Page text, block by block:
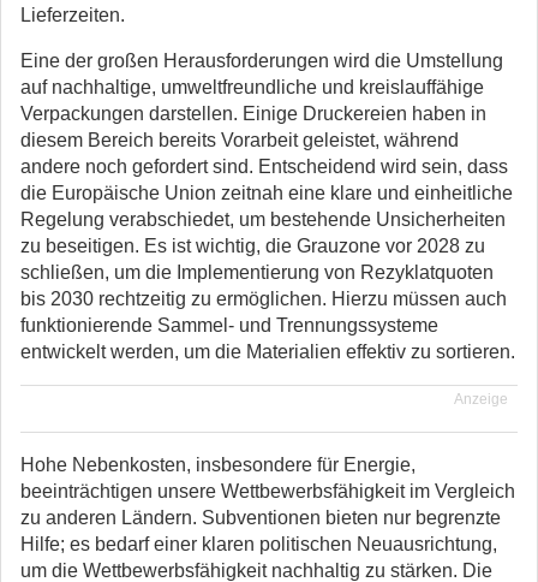
Lieferzeiten.
Eine der großen Herausforderun­gen wird die Umstellung
auf nachhaltige, umweltfreundliche und kreislauffähige
Verpackungen darstellen. Einige Druckereien haben in
diesem Bereich bereits Vorarbeit geleistet, während
andere noch gefordert sind. Entscheidend wird sein, dass
die Europäische Union zeitnah eine klare und einheitliche
Regelung verabschiedet, um bestehende Unsi­cherheiten
zu beseitigen. Es ist wichtig, die Grauzone vor 2028 zu
schließen, um die Implementierung von Rezyklatquoten
bis 2030 rechtzeitig zu ermöglichen. Hierzu müssen auch
funktionierende Sammel- und Trennungssysteme
entwickelt werden, um die Materialien effektiv zu sortieren.
Anzeige
Hohe Nebenkosten, insbesondere für Energie,
beeinträchtigen unsere Wettbewerbsfähigkeit im Vergleich
zu anderen Ländern. Subventionen bieten nur begrenzte
Hilfe; es bedarf einer klaren politischen Neuausrichtung,
um die Wettbewerbsfähigkeit nachhaltig zu stärken. Die